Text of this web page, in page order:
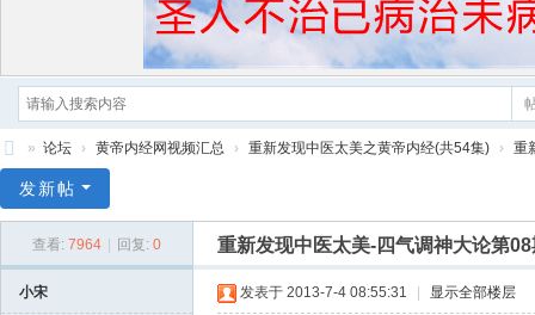
帝
» 论坛 › 黄帝内经网视频汇总 › 重新发现中医太美之黄帝内经(共54集) › 重
发新帖
查看: 7964 回复: 0 重新发现中医太美-四气调神大论第
小宋 发表于 2013-7-4 08:55:31 显示全部楼层